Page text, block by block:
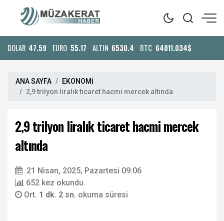
DOLAR 47.59 EURO 55.17 ALTIN 6530.4 BTC 64811.034$
ANA SAYFA
EKONOMİ
2,9 trilyon liralık ticaret hacmi mercek altında
2,9 trilyon liralık ticaret hacmi mercek
altında
21 Nisan, 2025, Pazartesi 09:06
652 kez okundu.
Ort. 1 dk. 2 sn. okuma süresi